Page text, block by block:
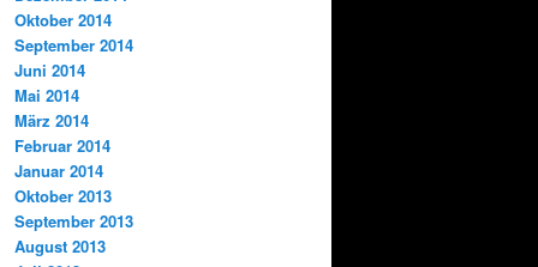
Oktober 2014
September 2014
Juni 2014
Mai 2014
März 2014
Februar 2014
Januar 2014
Oktober 2013
September 2013
August 2013